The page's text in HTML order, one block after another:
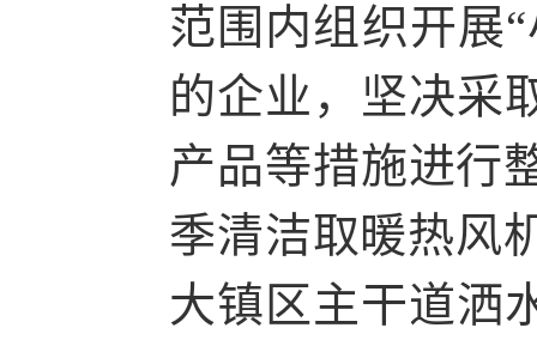
范围内组织开展
的企业，坚决采
产品等措施进行
季清洁取暖热风
大镇区主干道洒